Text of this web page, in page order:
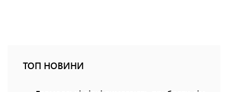
ТОП НОВИНИ